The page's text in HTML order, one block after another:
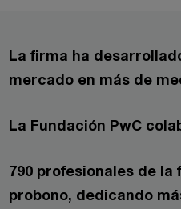
La firma ha
mercado en más de
La Fundación PwC
790 profesionales de
probono, dedicando